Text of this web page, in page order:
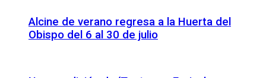
Alcine de verano regresa a la Huerta del
Obispo del 6 al 30 de julio